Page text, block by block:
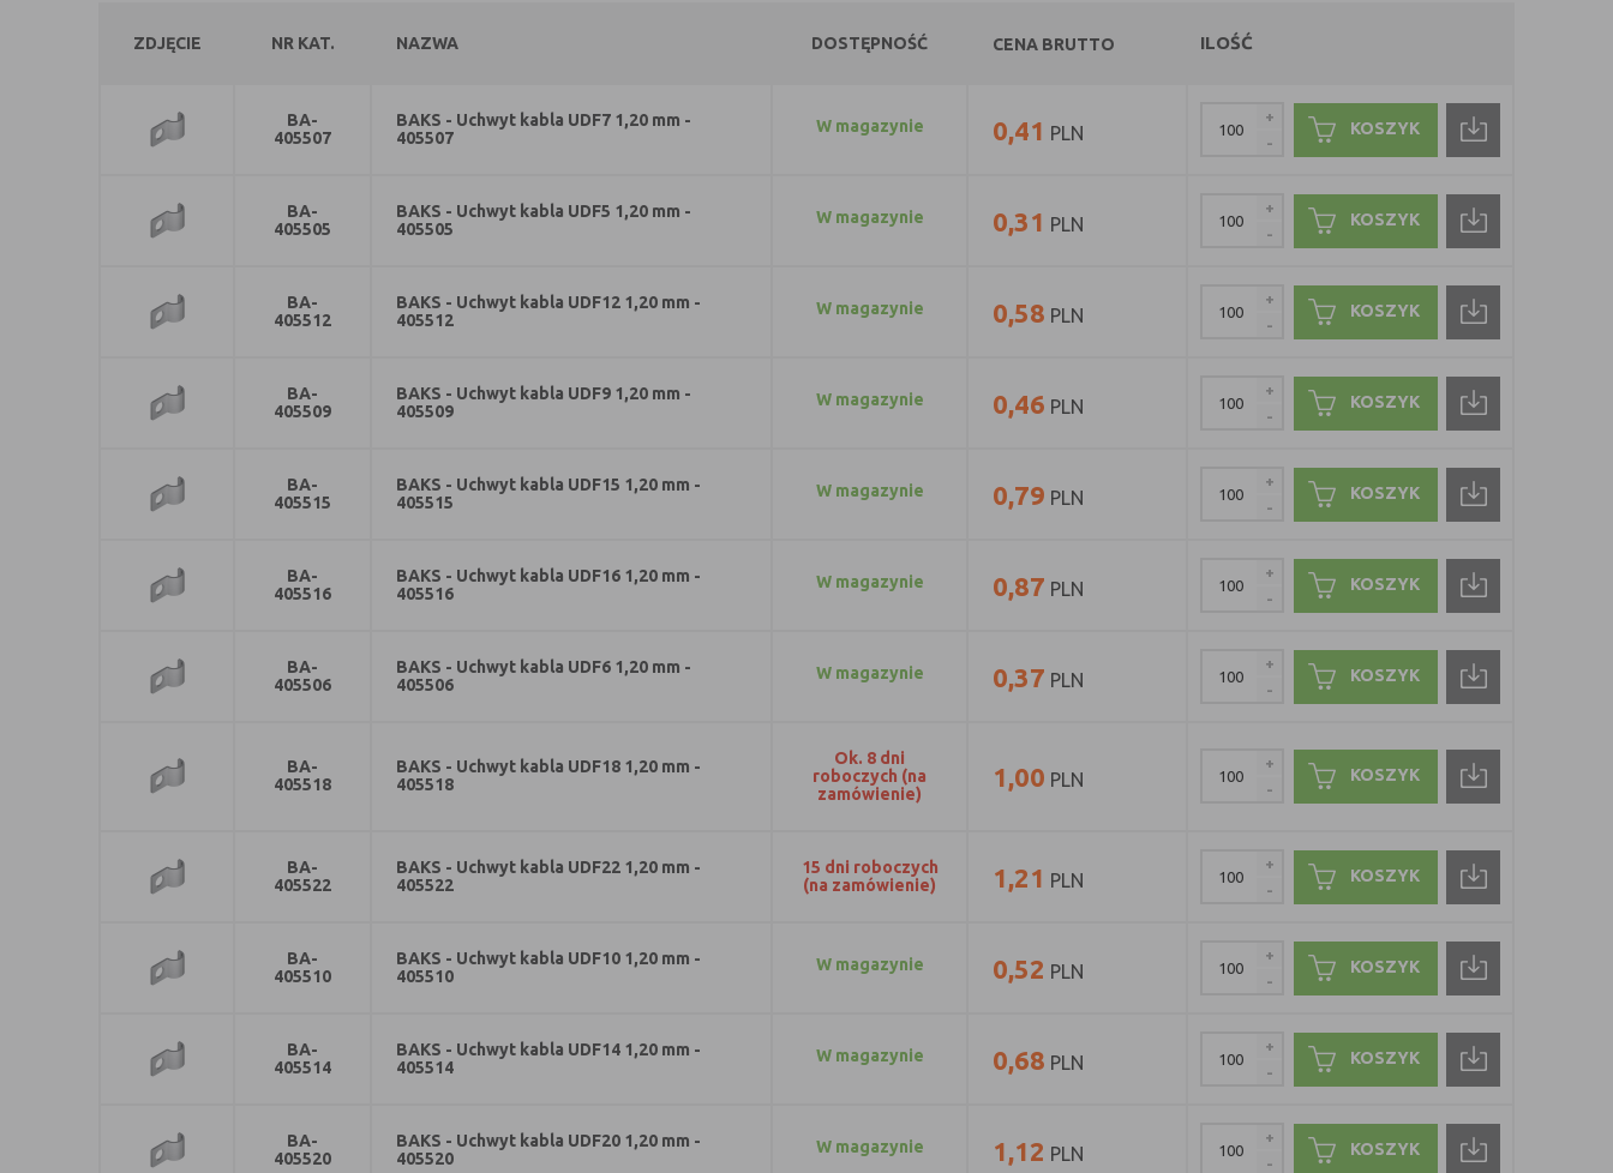
ZDJĘCIE NR KAT. NAZWA DOSTĘPNOŚĆ CENA BRUTTO ILOŚĆ
BA-
405507
BAKS - Uchwyt kabla UDF7 1,20 mm -
405507
w magazynie 0,41 PLN -
+
KOSZYK
BA-
405505
BAKS - Uchwyt kabla UDF5 1,20 mm -
405505
w magazynie 0,31 PLN -
+
KOSZYK
BA-
405512
BAKS - Uchwyt kabla UDF12 1,20 mm -
405512
w magazynie 0,58 PLN -
+
KOSZYK
BA-
405509
BAKS - Uchwyt kabla UDF9 1,20 mm -
405509
w magazynie 0,46 PLN -
+
KOSZYK
BA-
405515
BAKS - Uchwyt kabla UDF15 1,20 mm -
405515
w magazynie 0,79 PLN -
+
KOSZYK
BA-
405516
BAKS - Uchwyt kabla UDF16 1,20 mm -
405516
w magazynie 0,87 PLN -
+
KOSZYK
BA-
405506
BAKS - Uchwyt kabla UDF6 1,20 mm -
405506
w magazynie 0,37 PLN -
+
KOSZYK
BA-
405518
BAKS - Uchwyt kabla UDF18 1,20 mm -
405518
ok. 8 dni
roboczych (na
zamówienie)
1,00 PLN -
+
KOSZYK
BA-
405522
BAKS - Uchwyt kabla UDF22 1,20 mm -
405522
15 dni roboczych
(na zamówienie)
1,21 PLN -
+
KOSZYK
BA-
405510
BAKS - Uchwyt kabla UDF10 1,20 mm -
405510
w magazynie 0,52 PLN -
+
KOSZYK
BA-
405514
BAKS - Uchwyt kabla UDF14 1,20 mm -
405514
w magazynie 0,68 PLN -
+
KOSZYK
BA-
405520
BAKS - Uchwyt kabla UDF20 1,20 mm -
405520
w magazynie 1,12 PLN -
+
KOSZYK